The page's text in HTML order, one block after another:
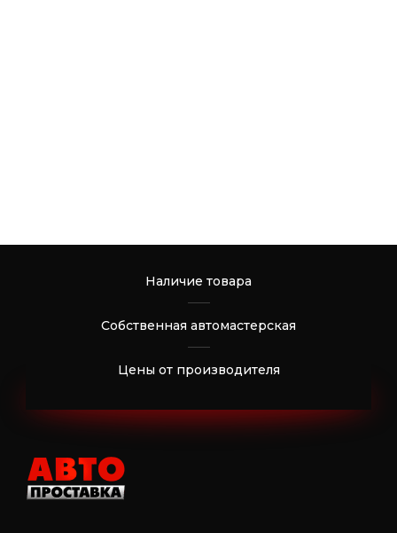
Наличие товара
Собственная автомастерская
Цены от производителя